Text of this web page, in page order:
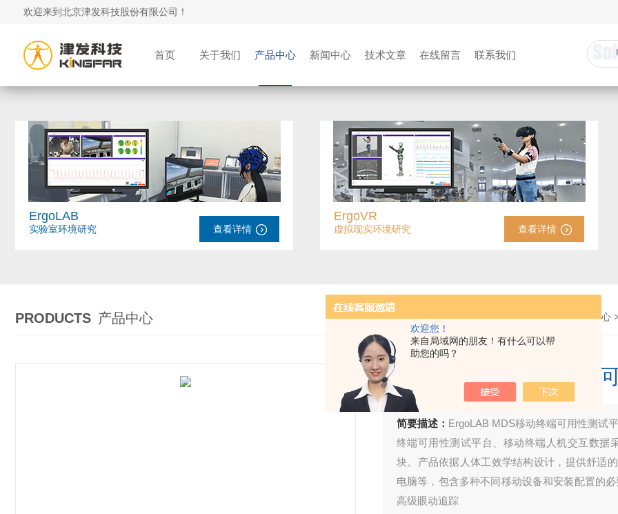
欢迎您！
来自局域网的朋友！有什么可以帮
助您的吗？
欢迎来到北京津发科技股份有限公司！
首页 关于我们 产品中心 新闻中心 技术文章 在线留言 联系我们
ErgoLAB
实验室环境研究 查看详情
ErgoVR
虚拟现实环境研究 查看详情
PRODUCTS 产品中心 首页>产品中心
ErgoLAB MDS移动终端
简要描述： ErgoLAB MDS移动终端可用性测试
终端可用性测试平台、移动终端人机交互数据
块。产品依据人体工效学结构设计，提供舒适
电脑等，包含多种不同移动设备和安装配置的
高级眼动追踪